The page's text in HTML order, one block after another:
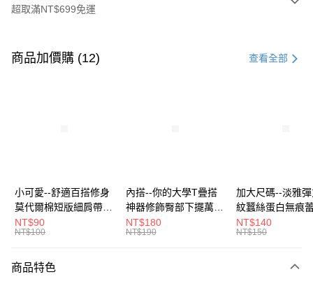
超取滿NT$699免運
信用卡一次付款
悠遊付
Google Pay
全盈+PAY
大哥付你分期
商品加價購 (12) 查看全部
小可愛--舒適百搭修身
莫代爾棉短版細肩帶素
色背心(白.黑.灰L-2L)-
U582眼圈熊中大尺碼
NT$90
NT$100
內搭--你的大學T疊搭
神器修飾臀部下擺萬用
內搭裙/遮臀裙(黑2L-
6L)-Q155眼圈熊中大
NT$180
NT$190
加大尺碼--淡雅
紋蠶絲蛋白無痕
角內褲(白.粉.藍.
3L)-L28眼圈熊中
NT$140
NT$150
商品特色